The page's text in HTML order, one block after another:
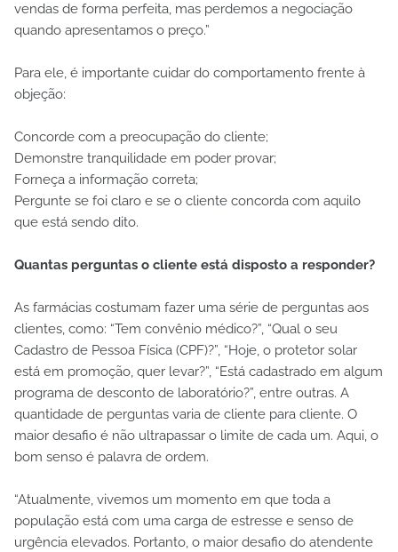
vendas de forma perfeita, mas perdemos a negociação
quando apresentamos o preço.”
Para ele, é importante cuidar do comportamento frente à
objeção:
Concorde com a preocupação do cliente;
Demonstre tranquilidade em poder provar;
Forneça a informação correta;
Pergunte se foi claro e se o cliente concorda com aquilo
que está sendo dito.
Quantas perguntas o cliente está disposto a responder?
As farmácias costumam fazer uma série de perguntas aos
clientes, como: “Tem convênio médico?”, “Qual o seu
Cadastro de Pessoa Física (CPF)?”, “Hoje, o protetor solar
está em promoção, quer levar?”, “Está cadastrado em algum
programa de desconto de laboratório?”, entre outras. A
quantidade de perguntas varia de cliente para cliente. O
maior desafio é não ultrapassar o limite de cada um. Aqui, o
bom senso é palavra de ordem.
“Atualmente, vivemos um momento em que toda a
população está com uma carga de estresse e senso de
urgência elevados. Portanto, o maior desafio do atendente